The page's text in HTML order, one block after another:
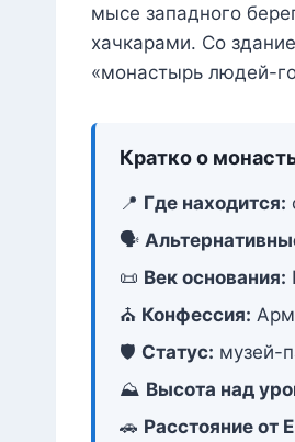
мысе западного
хачкарами. Со
«монастырь людей-
Кратко о
📍 Где находится:
🗣️
📜 Век основания:
⛪ Конфессия:
🛡️ Статус: музей-
⛰️ Высота над
🚗 Расстояние от